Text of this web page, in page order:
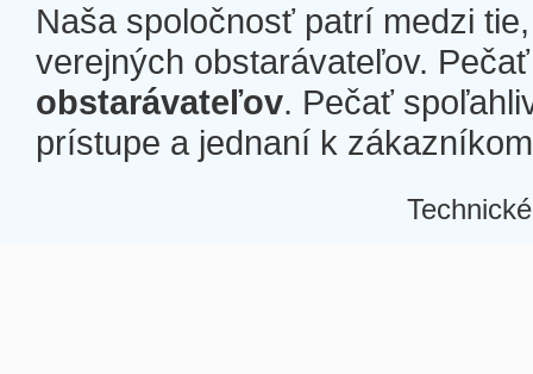
Naša spoločnosť patrí medzi
verejných obstarávateľov.
obstarávateľov. Pečať
prístupe a jednaní k